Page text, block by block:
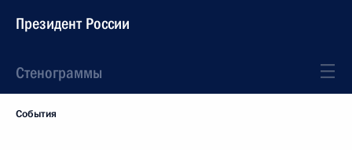
Президент России
Стенограммы
События